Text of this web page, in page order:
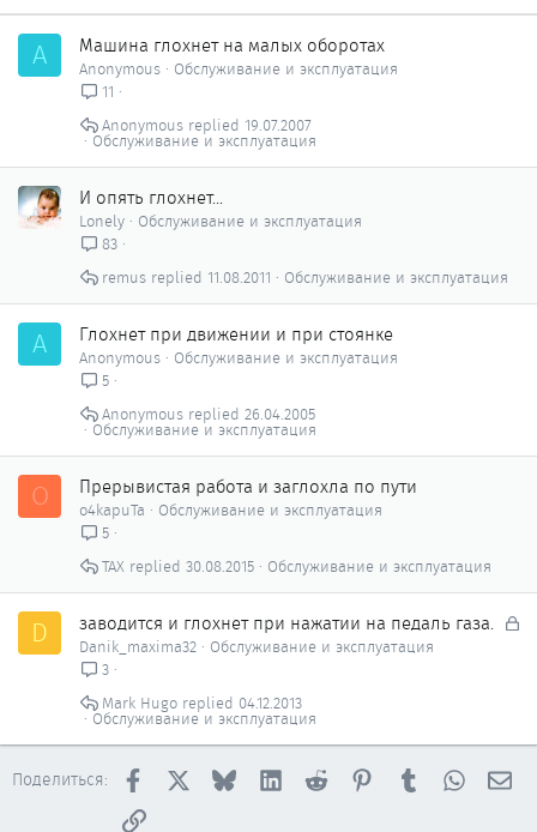
A Машина глохнет на малых оборотах
Anonymous
Обслуживание и эксплуатация
11
Обслуживание и эксплуатация
19.07.2007
Anonymous
И опять глохнет...
Lonely
Обслуживание и эксплуатация
83
Обслуживание и эксплуатация
11.08.2011
remus
A Глохнет при движении и при стоянке
Anonymous
Обслуживание и эксплуатация
5
Обслуживание и эксплуатация
26.04.2005
Anonymous
O Прерывистая работа и заглохла по пути
o4kapuTa
Обслуживание и эксплуатация
5
Обслуживание и эксплуатация
30.08.2015
ТАХ
D
З
заводится и глохнет при нажатии на педаль газа.
Danik_maxima32
Обслуживание и эксплуатация
3
Обслуживание и эксплуатация
04.12.2013
Mark Hugo
Поделиться: Facebook BlueskyLinkedInReddit PinterestTumblr
Ссылка